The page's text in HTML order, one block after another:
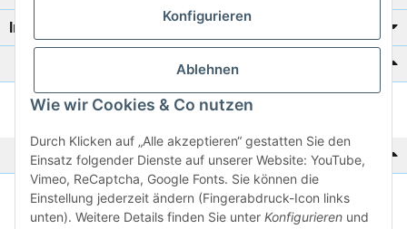
Konfigurieren
Ablehnen
Wie wir Cookies & Co nutzen
Durch Klicken auf „Alle akzeptieren“ gestatten Sie den
Einsatz folgender Dienste auf unserer Website: YouTube,
Vimeo, ReCaptcha, Google Fonts. Sie können die
Einstellung jederzeit ändern (Fingerabdruck-Icon links
unten). Weitere Details finden Sie unter Konfigurieren und
Informationen
Katalog zur Hand?
Zur Schnellbestellung
Noch kein Katalog?
Preisliste anschauen